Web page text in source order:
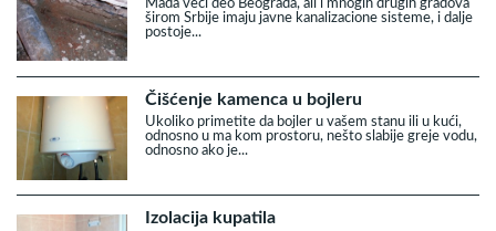
Mada veći deo Beograda, ali i mnogih drugih gradova
širom Srbije imaju javne kanalizacione sisteme, i dalje
postoje...
Čišćenje kamenca u bojleru
Ukoliko primetite da bojler u vašem stanu ili u kući,
odnosno u ma kom prostoru, nešto slabije greje vodu,
odnosno ako je...
Izolacija kupatila